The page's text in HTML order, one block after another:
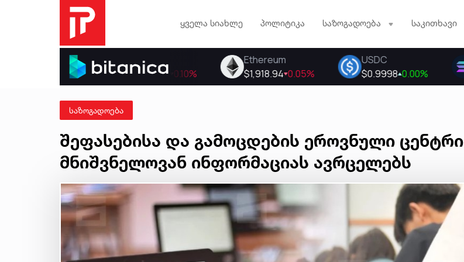
ყველა სიახლე პოლიტიკა საზოგადოება საკითხავი
საზოგადოება
შეფასებისა და გამოცდების ეროვნული ცენტრი
მნიშვნელოვან ინფორმაციას ავრცელებს